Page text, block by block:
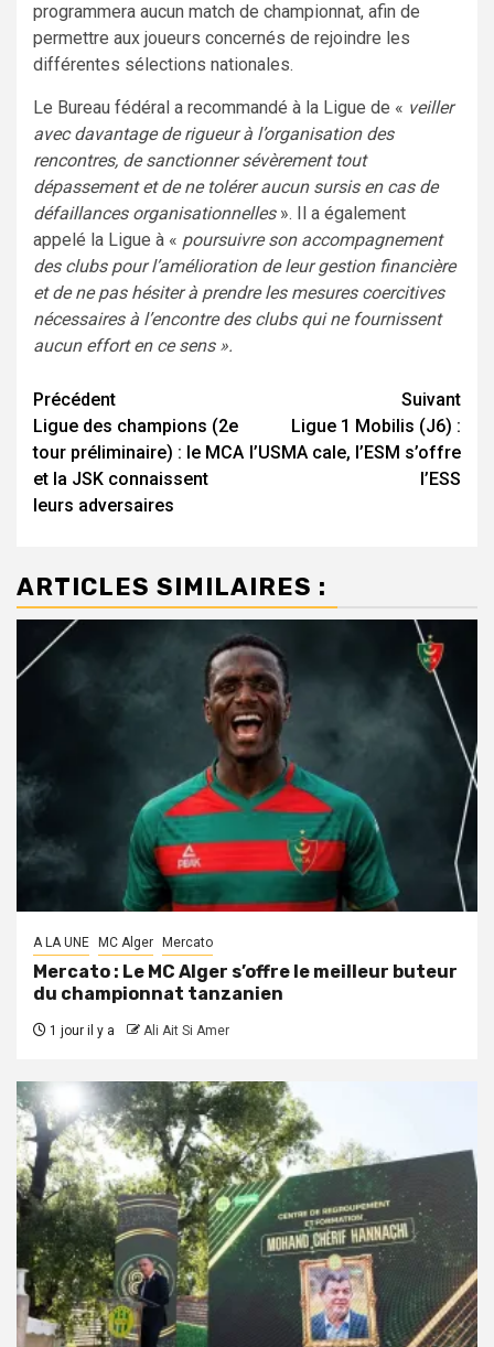
programmera aucun match de championnat, afin de
permettre aux joueurs concernés de rejoindre les
différentes sélections nationales.
Le Bureau fédéral a recommandé à la Ligue de « veiller
avec davantage de rigueur à l’organisation des
rencontres, de sanctionner sévèrement tout
dépassement et de ne tolérer aucun sursis en cas de
défaillances organisationnelles». Il a également
appelé la Ligue à « poursuivre son accompagnement
des clubs pour l’amélioration de leur gestion financière
et de ne pas hésiter à prendre les mesures coercitives
nécessaires à l’encontre des clubs qui ne fournissent
aucun effort en ce sens ».
Navigation
d’article
Précédent
Ligue des champions (2e
tour préliminaire) : le MCA
et la JSK connaissent
leurs adversaires
Suivant
Ligue 1 Mobilis (J6) :
l’USMA cale, l’ESM s’offre
l’ESS
ARTICLES SIMILAIRES :
A LA UNE MC Alger Mercato
Mercato : Le MC Alger s’offre le meilleur buteur
du championnat tanzanien
1 jour il y a Ali Ait Si Amer